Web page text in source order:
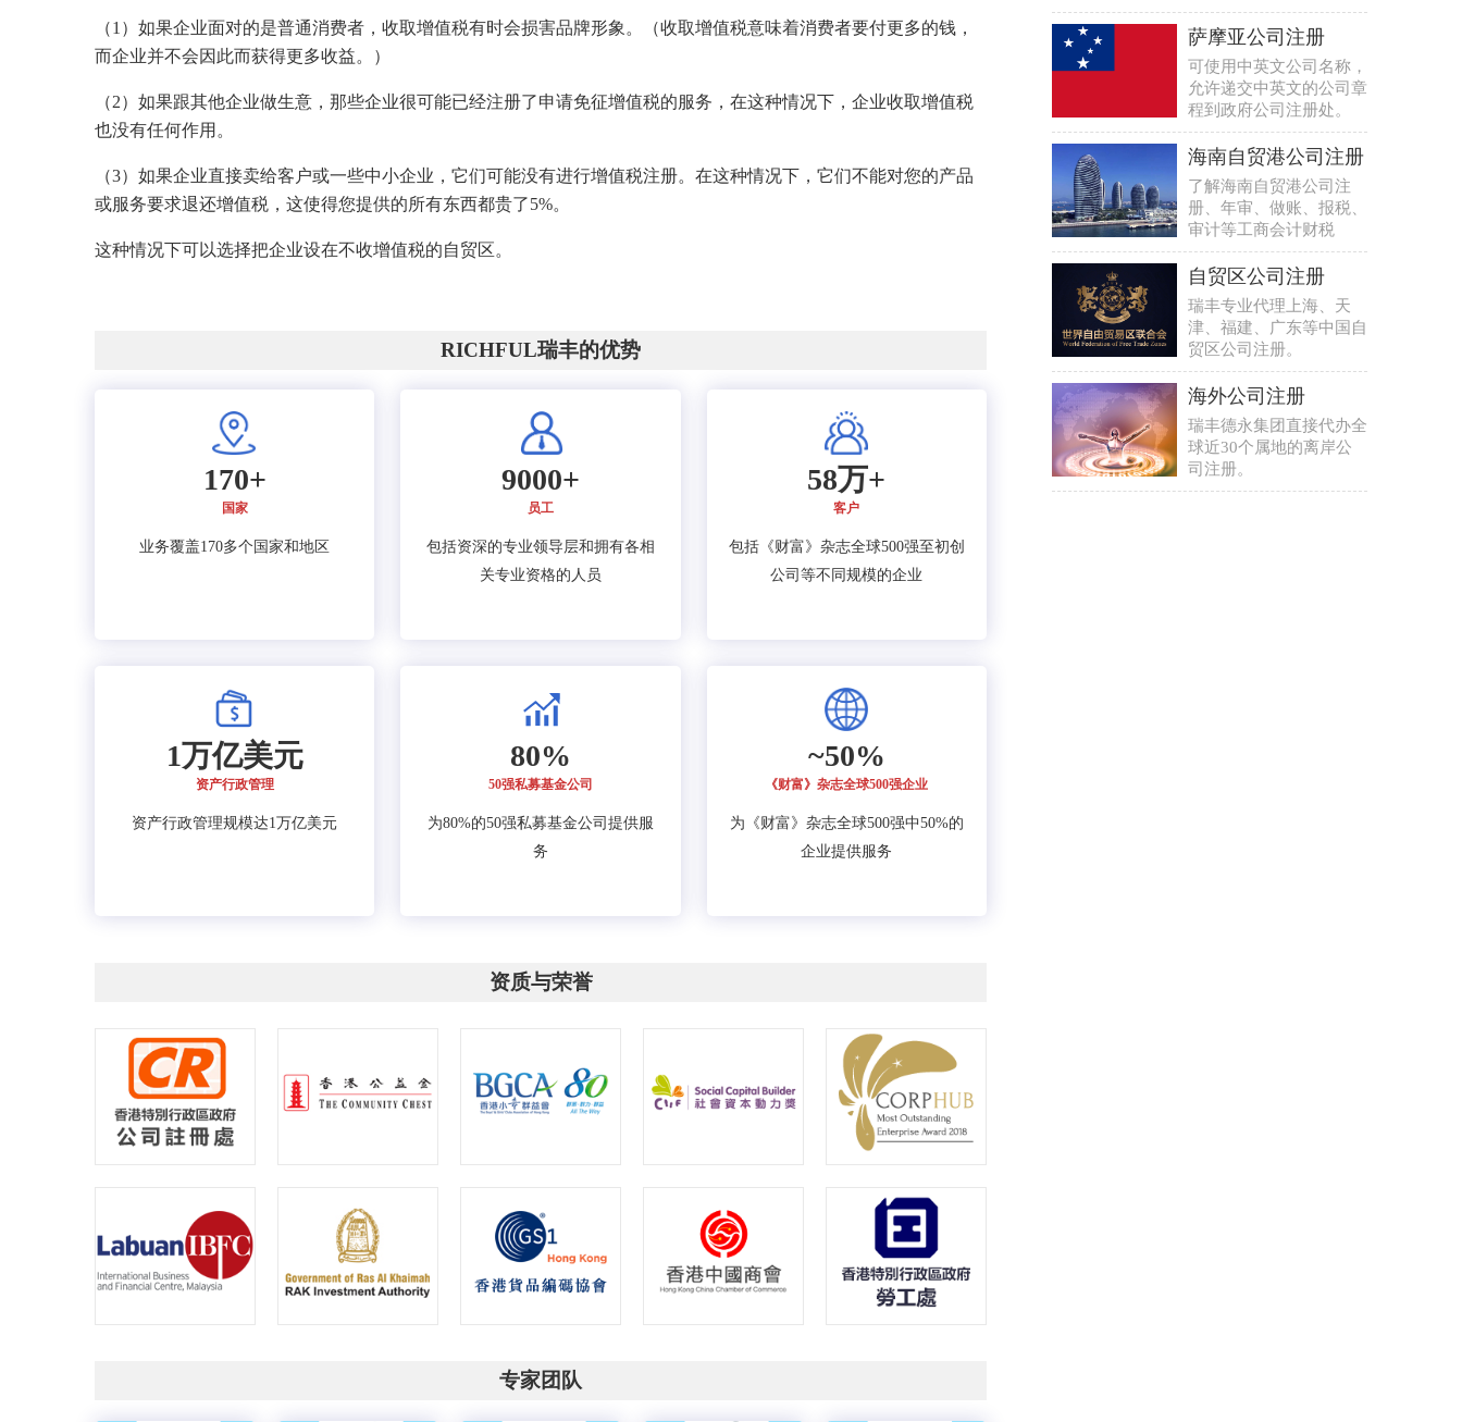
（1）如果企业面对的是普通消费者，收取增值税有时会损害品牌形象。（收取增值税意味着消费者要付更多的钱，
而企业并不会因此而获得更多收益。）
（2）如果跟其他企业做生意，那些企业很可能已经注册了申请免征增值税的服务，在这种情况下，企业收取增值税
也没有任何作用。
（3）如果企业直接卖给客户或一些中小企业，它们可能没有进行增值税注册。在这种情况下，它们不能对您的产品
或服务要求退还增值税，这使得您提供的所有东西都贵了5%。
这种情况下可以选择把企业设在不收增值税的自贸区。
RICHFUL瑞丰的优势
170+
国家
业务覆盖170多个国家和地区
9000+
员工
包括资深的专业领导层和拥有各相
关专业资格的人员
58万+
客户
包括《财富》杂志全球500强至初创
公司等不同规模的企业
1万亿美元
资产行政管理
资产行政管理规模达1万亿美元
80%
50强私募基金公司
为80%的50强私募基金公司提供服
务
~50%
《财富》杂志全球500强企业
为《财富》杂志全球500强中50%的
企业提供服务
资质与荣誉
专家团队
萨摩亚公司注册
可使用中英文公司名称，
允许递交中英文的公司章
程到政府公司注册处。
海南自贸港公司注册
了解海南自贸港公司注
册、年审、做账、报税、
审计等工商会计财税
自贸区公司注册
瑞丰专业代理上海、天
津、福建、广东等中国自
贸区公司注册。
海外公司注册
瑞丰德永集团直接代办全
球近30个属地的离岸公
司注册。